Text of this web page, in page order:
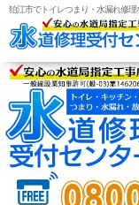
狛江市でトイレつまり・水漏れ修